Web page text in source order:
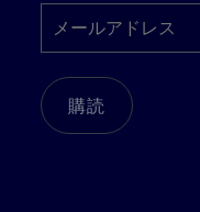
ー
ア
ド
購読